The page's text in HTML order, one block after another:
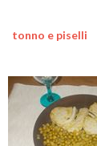
tonno e piselli